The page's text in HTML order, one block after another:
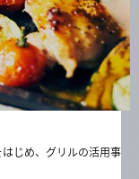
じめ、グリルの活用事